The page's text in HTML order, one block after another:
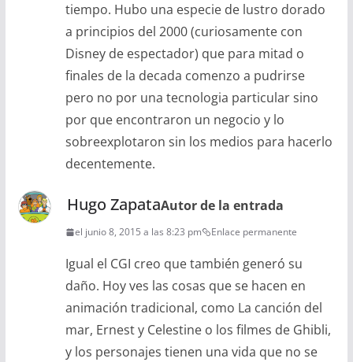
tiempo. Hubo una especie de lustro dorado
a principios del 2000 (curiosamente con
Disney de espectador) que para mitad o
finales de la decada comenzo a pudrirse
pero no por una tecnologia particular sino
por que encontraron un negocio y lo
sobreexplotaron sin los medios para hacerlo
decentemente.
Hugo ZapataAutor de la entrada
el junio 8, 2015 a las 8:23 pm Enlace permanente
Igual el CGI creo que también generó su
daño. Hoy ves las cosas que se hacen en
animación tradicional, como La canción del
mar, Ernest y Celestine o los filmes de Ghibli,
y los personajes tienen una vida que no se